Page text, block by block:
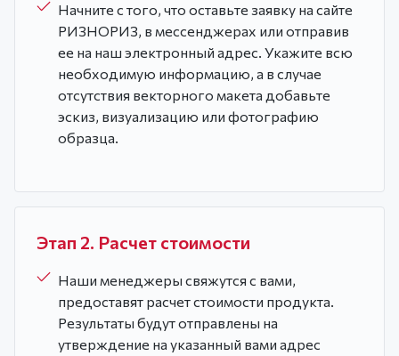
Начните с того, что оставьте заявку на сайте
РИЗНОРИЗ, в мессенджерах или отправив
ее на наш электронный адрес. Укажите всю
необходимую информацию, а в случае
отсутствия векторного макета добавьте
эскиз, визуализацию или фотографию
образца.
Этап 2. Расчет стоимости
Наши менеджеры свяжутся с вами,
предоставят расчет стоимости продукта.
Результаты будут отправлены на
утверждение на указанный вами адрес